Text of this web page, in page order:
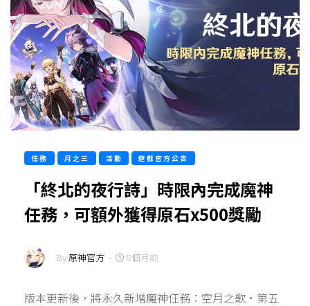
任務 月之三 活動 遊戲官方公告
「終北的夜行詩」時限內完成魔神
任務，可額外獲得原石x500獎勵
By原神官方 - 8個月前
版本更新後，將永久新增魔神任務：空月之歌·第五